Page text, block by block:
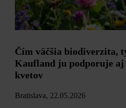
Čím väčšia biodiverzita,
Kaufland ju podporuje aj
kvetov
Bratislava, 22.05.2026